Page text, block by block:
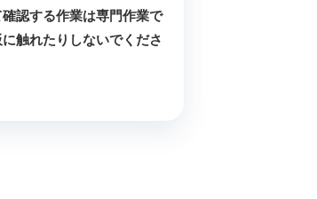
認する作業は専門作業で
触れたりしないでくださ